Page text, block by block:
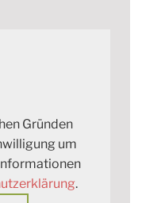
Gründen
um
.